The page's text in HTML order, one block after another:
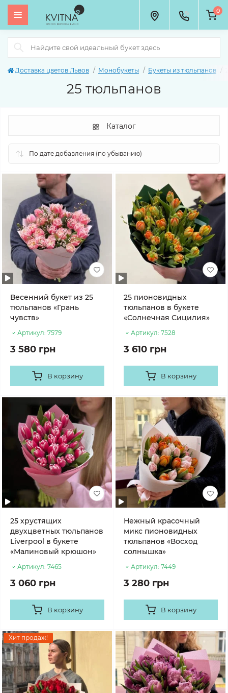
0
Доставка цветов Львов Монобукеты Букеты из тюльпанов
25 тюльпанов
Каталог
Весенний букет из 25
тюльпанов «Грань
чувств»
Артикул: 7579
3 580 грн
В корзину
25 пионовидных
тюльпанов в букете
«Солнечная Сицилия»
Артикул: 7528
3 610 грн
В корзину
25 хрустящих
двухцветных тюльпанов
Liverpool в букете
«Малиновый крюшон»
Артикул: 7465
3 060 грн
В корзину
Нежный красочный
микс пионовидных
тюльпанов «Восход
солнышка»
Артикул: 7449
3 280 грн
В корзину
Хит продаж!